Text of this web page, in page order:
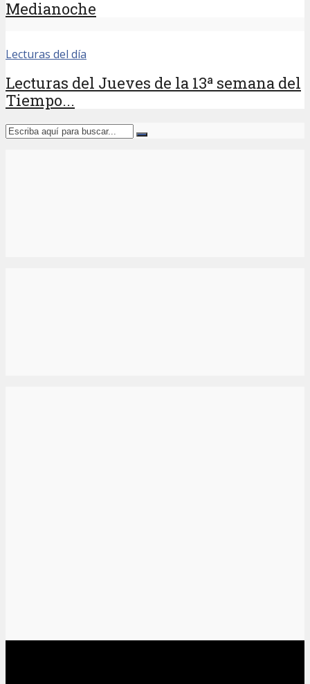
Medianoche
Lecturas del día
Lecturas del Jueves de la 13ª semana del
Tiempo...